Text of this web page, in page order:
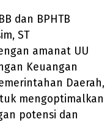
dan BPHTB
ST
amanat UU
Keuangan
Daerah,
mengoptimalkan
potensi dan